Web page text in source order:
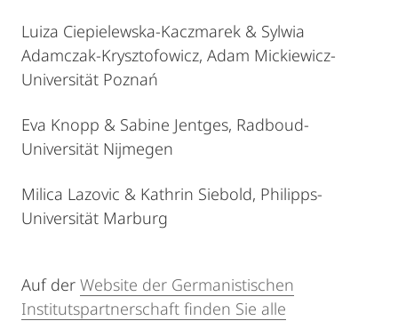
Luiza Ciepielewska-Kaczmarek & Sylwia
Adamczak-Krysztofowicz, Adam Mickiewicz-
Universität Poznań
Eva Knopp & Sabine Jentges, Radboud-
Universität Nijmegen
Milica Lazovic & Kathrin Siebold, Philipps-
Universität Marburg
Auf der Website der Germanistischen
Institutspartnerschaft finden Sie alle